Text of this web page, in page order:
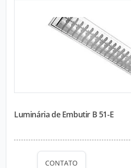
Luminária de Embutir B 51-E
CONTATO